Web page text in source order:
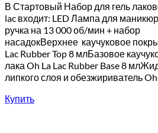
В Стартовый Набор для гель
lac входит: LED Лампа для
ручка на 13 000 об/мин + набор
насадокВерхнее каучуковое
Lac Rubber Top 8 млБазовое
лака Oh La Lac Rubber Base 8
липкого слоя и обезжириватель Oh
Купить